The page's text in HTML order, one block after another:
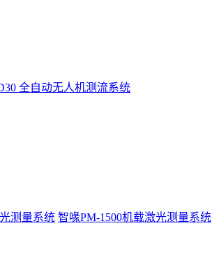
全自动无人机测流系统
测量系统 智喙PM-1500机载激光测量系统